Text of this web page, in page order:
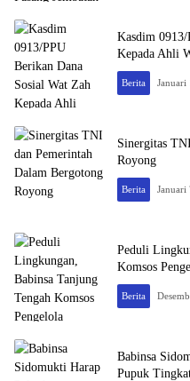
Kasdim
Kepada Ahli
Berita Januari
Sinergitas
Royong
Berita Januari
Peduli
Komsos
Berita
Babinsa
Pupuk